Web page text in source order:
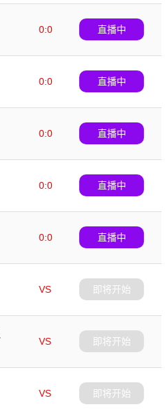
0:0
直播中
0:0
直播中
0:0
直播中
0:0
直播中
0:0
直播中
VS
即将开始
VS
即将开始
VS
即将开始